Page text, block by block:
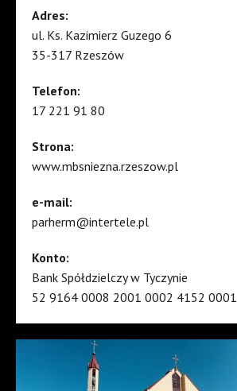
Adres:
ul. Ks. Kazimierz Guzego 6
35-317 Rzeszów
Telefon:
17 221 91 80
Strona:
www.mbsniezna.rzeszow.pl
e-mail:
parherm@intertele.pl
Konto:
Bank Spółdzielczy w Tyczynie
52 9164 0008 2001 0002 4152 0001